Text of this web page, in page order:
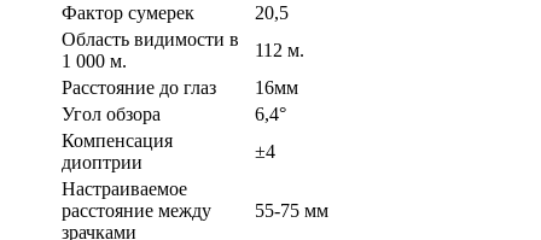
Фактор сумерек
20,5
Область видимости в
1 000 м.
112 м.
Расстояние до глаз
16мм
Угол обзора
6,4°
Компенсация
диоптрии
±4
Настраиваемое
расстояние между
зрачками
55-75 мм